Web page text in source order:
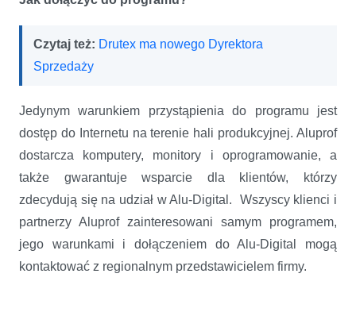
Czytaj też: Drutex ma nowego Dyrektora
Sprzedaży
Jedynym warunkiem przystąpienia do programu jest
dostęp do Internetu na terenie hali produkcyjnej. Aluprof
dostarcza komputery, monitory i oprogramowanie, a
także gwarantuje wsparcie dla klientów, którzy
zdecydują się na udział w Alu-Digital. Wszyscy klienci i
partnerzy Aluprof zainteresowani samym programem,
jego warunkami i dołączeniem do Alu-Digital mogą
kontaktować z regionalnym przedstawicielem firmy.